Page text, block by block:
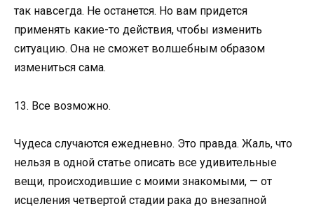
так навсегда. Не останется. Но вам придется
применять какие-то действия, чтобы изменить
ситуацию. Она не сможет волшебным образом
измениться сама.
13. Все возможно.
Чудеса случаются ежедневно. Это правда. Жаль, что
нельзя в одной статье описать все удивительные
вещи, происходившие с моими знакомыми, — от
исцеления четвертой стадии рака до внезапной